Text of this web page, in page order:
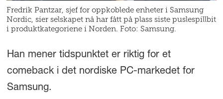
Fredrik Pantzar, sjef for oppkoblede enheter i Samsung
Nordic, sier selskapet nå har fått på plass siste puslespillbit
i produktkategoriene i Norden. Foto: Samsung.
Han mener tidspunktet er riktig for et
comeback i det nordiske PC-markedet for
Samsung.